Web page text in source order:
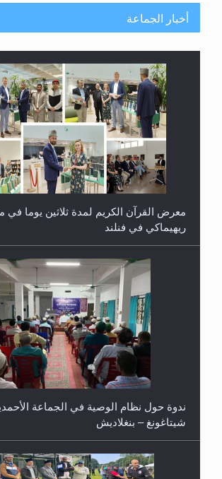
أخبار الجماعة
معرض القرآن الكريم لمدة ثلاثين يوما في
ريهيماكي في فنلند
ندوة حول نظام الوصية في الجماعة
شيتاغونغ – بنغلاديش